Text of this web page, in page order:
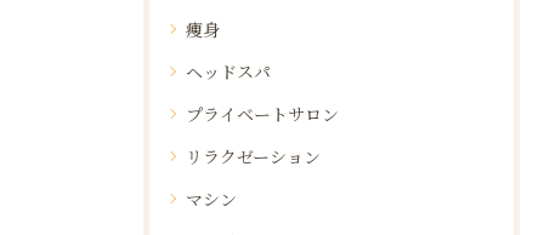
痩身
ヘッドスパ
プライベートサロン
リラクゼーション
マシン